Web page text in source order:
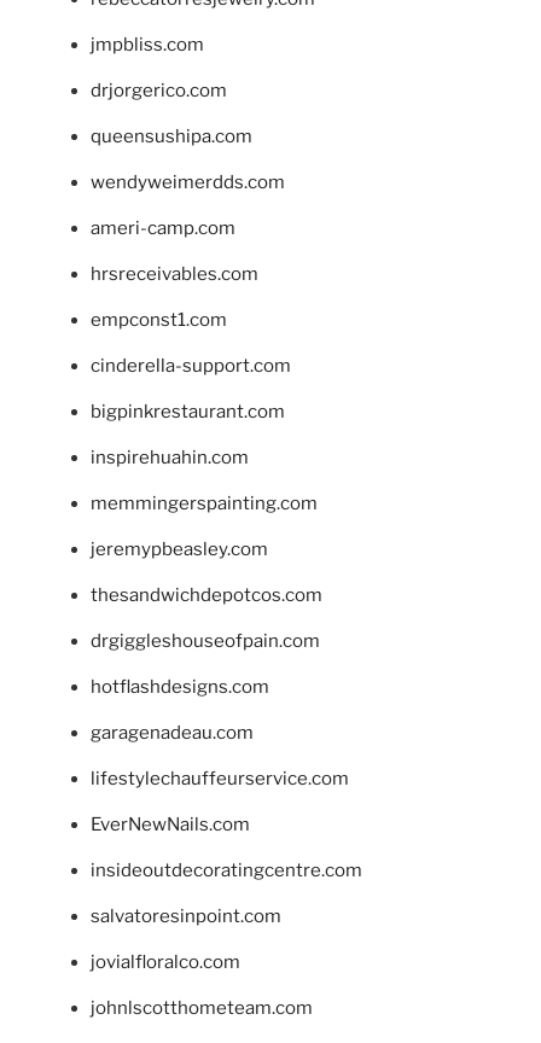
jmpbliss.com
drjorgerico.com
queensushipa.com
wendyweimerdds.com
ameri-camp.com
hrsreceivables.com
empconst1.com
cinderella-support.com
bigpinkrestaurant.com
inspirehuahin.com
memmingerspainting.com
jeremypbeasley.com
thesandwichdepotcos.com
drgiggleshouseofpain.com
hotflashdesigns.com
garagenadeau.com
lifestylechauffeurservice.com
EverNewNails.com
insideoutdecoratingcentre.com
salvatoresinpoint.com
jovialfloralco.com
johnlscotthometeam.com